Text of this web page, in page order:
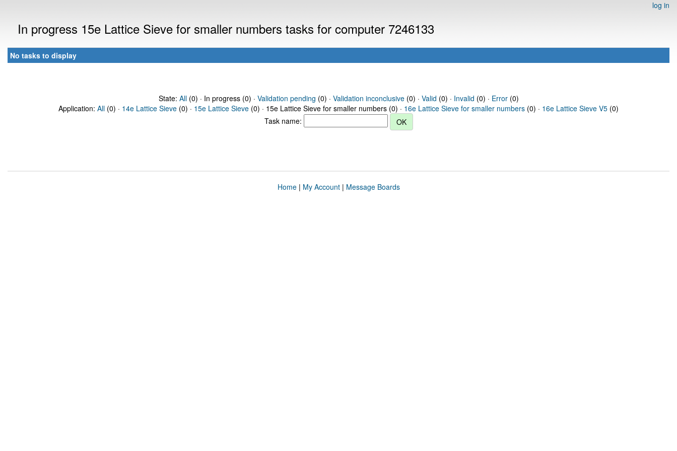
log in
In progress 15e Lattice Sieve for smaller numbers tasks for computer 7246133
No tasks to display
State: All(0) · In progress (0) · Validation pending (0) · Validation inconclusive(0) · Valid (0) · Invalid (0) · Error(0)
Application: All (0) · 14e Lattice Sieve (0) · 15e Lattice Sieve (0) · 15e Lattice Sieve for smaller numbers (0) · 16e Lattice Sieve for smaller numbers (0) · 16e Lattice Sieve V5 (0)
Task name:
Home| My Account| Message Boards